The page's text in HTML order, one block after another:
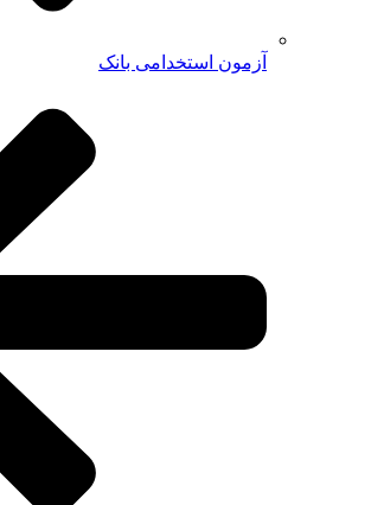
آزمون استخدامی بانک